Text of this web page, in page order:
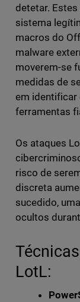
detetar.
sistema
macros do
malware
moverem-se
medidas de
em identificar
ferramentas
Os ataques
risco de
discreta
sucedido,
ocultos
LotL: